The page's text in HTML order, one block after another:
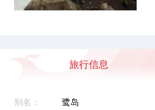
旅行信息
别名： 鹭岛